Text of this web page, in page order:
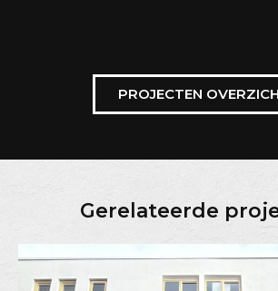
PROJECTEN
Gerelateerde